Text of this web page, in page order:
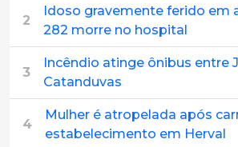
2
Idoso gravemente ferido em
282 morre no hospital
3
Incêndio atinge ônibus entre
Catanduvas
4
Mulher é atropelada após
estabelecimento em Herval